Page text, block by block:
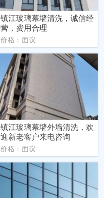
镇江玻璃幕墙清洗，诚信经
营，费用合理
价格：面议
镇江玻璃幕墙外墙清洗，欢
迎新老客户来电咨询
价格：面议